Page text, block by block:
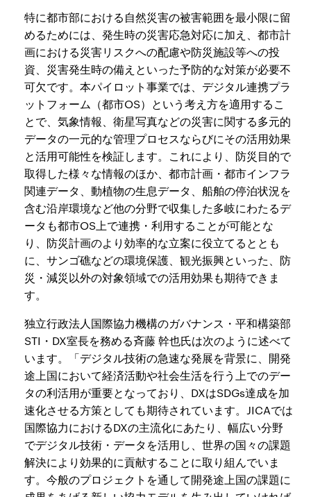
特に都市部における自然災害の被害範囲を最小限に留
めるためには、発生時の災害応急対応に加え、都市計
画における災害リスクへの配慮や防災施設等への投
資、災害発生時の備えといった予防的な対策が必要不
可欠です。本パイロット事業では、デジタル連携プラ
ットフォーム（都市OS）という考え方を適用するこ
とで、気象情報、衛星写真などの災害に関する多元的
データの一元的な管理プロセスならびにその活用効果
と活用可能性を検証します。これにより、防災目的で
取得した様々な情報のほか、都市計画・都市インフラ
関連データ、動植物の生息データ、船舶の停泊状況を
含む沿岸環境など他の分野で収集した多岐にわたるデ
ータも都市OS上で連携・利用することが可能とな
り、防災計画のより効率的な立案に役立てるととも
に、サンゴ礁などの環境保護、観光振興といった、防
災・減災以外の対象領域での活用効果も期待できま
す。
独立行政法人国際協力機構のガバナンス・平和構築部
STI・DX室長を務める斉藤 幹也氏は次のように述べて
います。「デジタル技術の急速な発展を背景に、開発
途上国において経済活動や社会生活を行う上でのデー
タの利活用が重要となっており、DXはSDGs達成を加
速化させる方策としても期待されています。JICAでは
国際協力におけるDXの主流化にあたり、幅広い分野
でデジタル技術・データを活用し、世界の国々の課題
解決により効果的に貢献することに取り組んでいま
す。今般のプロジェクトを通して開発途上国の課題に